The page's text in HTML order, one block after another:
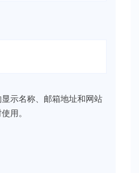
示名称、邮箱地址和网站
用。